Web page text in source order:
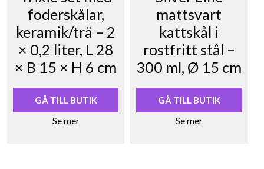
foderskålar,
keramik/trä – 2
× 0,2 liter, L 28
× B 15 × H 6 cm
GÅ TILL BUTIK
Se mer
mattsvart
kattskål i
rostfritt stål –
300 ml, Ø 15 cm
GÅ TILL BUTIK
Se mer